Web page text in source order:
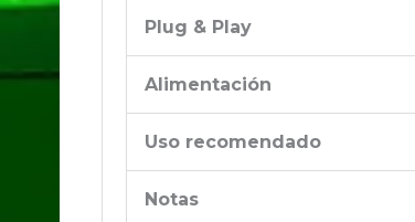
Plug & Play
Alimentación
Uso recomendado
Notas